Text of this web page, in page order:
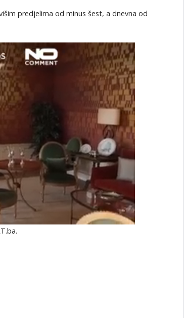
predjelima od minus šest, a dnevna od